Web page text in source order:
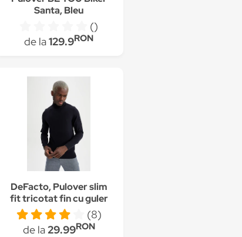
Santa, Bleu
()
de la129.9RON
DeFacto, Pulover slim
fit tricotat fin cu guler
inalt, Bleumarin(8)
de la29.99RON